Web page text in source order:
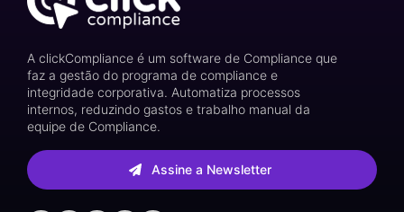
A clickCompliance é um software de Compliance que
faz a gestão do programa de compliance e
integridade corporativa. Automatiza processos
internos, reduzindo gastos e trabalho manual da
equipe de Compliance.
Assine a Newsletter